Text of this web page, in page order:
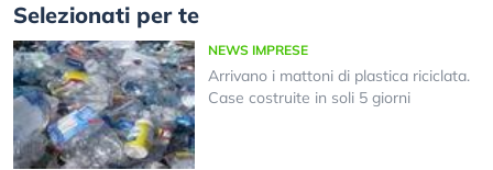
Selezionati per te
NEWS IMPRESE
Arrivano i mattoni di plastica riciclata.
Case costruite in soli 5 giorni